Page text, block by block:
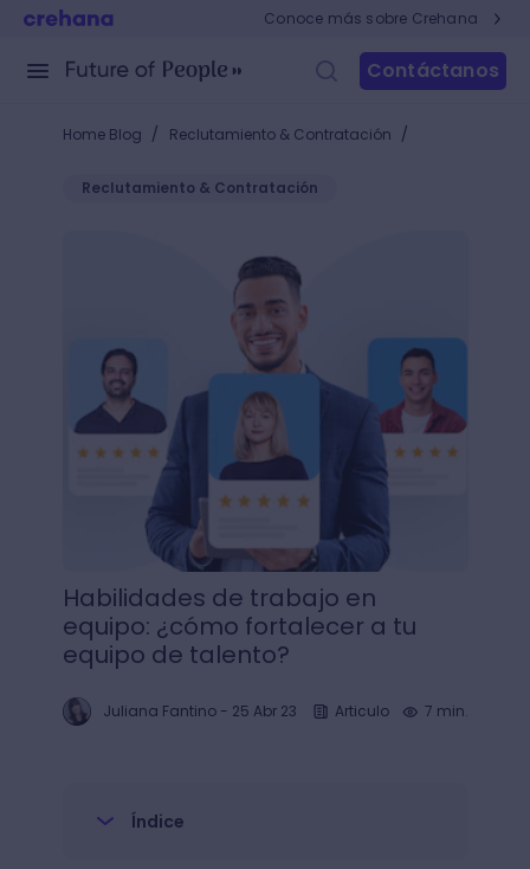
Conoce más sobre Crehana
Contáctanos
Home Blog / Reclutamiento & Contratación /
Reclutamiento & Contratación
Habilidades de trabajo en
equipo: ¿cómo fortalecer a tu
equipo de talento?
Juliana Fantino- 25 Abr 23 Articulo 7 min.
Índice